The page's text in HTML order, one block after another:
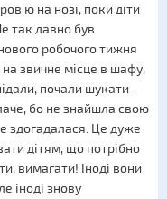
на нозі, поки діти
так давно був
робочого тижня
на звичне місце в шафу,
почали шукати -
бо не знайшла свою
здогадалася. Це дуже
дітям, що потрібно
вимагати! Іноді вони
іноді знову